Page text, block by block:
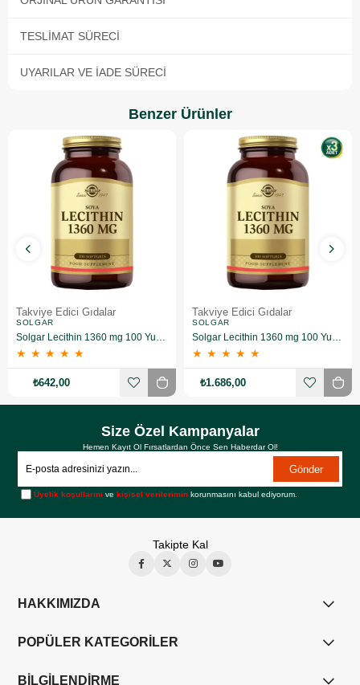
TESLIMAT SÜRECI
UYARILAR VE İADE SÜRECI
Benzer Ürünler
Takviye Edici Gıdalar
SOLGAR
Solgar Lecithin 1360 mg 100 Yumuşak Jelatin Kapsül
★ ★ ★ ★ ★
₺642,00
Takviye Edici Gıdalar
SOLGAR
Solgar Lecithin 1360 mg 100 Yumuşak Jelatin Kapsül 3 Adet
★ ★ ★ ★ ★
₺1.686,00
Size Özel Kampanyalar
Hemen Kayıt Ol Fırsatlardan Önce Sen Haberdar Ol!
Gönder
Üyelik koşullarını vekişisel verilerimin korunmasını kabul ediyorum.
Takipte Kal
HAKKIMIZDA
POPÜLER KATEGORİLER
BİLGİLENDİRME